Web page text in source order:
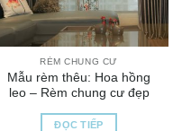
RÈM CHUNG CƯ
Mẫu rèm thêu: Hoa hồng
leo – Rèm chung cư đẹp
ĐỌC TIẾP